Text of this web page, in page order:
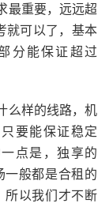
最重要，远远超
就可以了，基本
分能保证超过
么样的线路，机
要能保证稳定
点是，独享的
一般都是合租的
所以我们才不断